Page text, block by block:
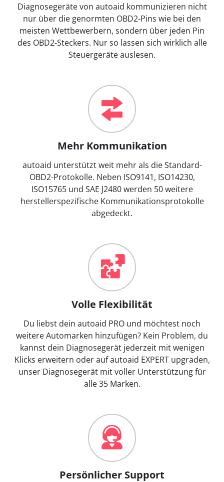
Diagnosegeräte von autoaid kommunizieren nicht
nur über die genormten OBD2-Pins wie bei den
meisten Wettbewerbern, sondern über jeden Pin
des OBD2-Steckers. Nur so lassen sich wirklich alle
Steuergeräte auslesen.
Mehr Kommunikation
autoaid unterstützt weit mehr als die Standard-
OBD2-Protokolle. Neben ISO9141, ISO14230,
ISO15765 und SAE J2480 werden 50 weitere
herstellerspezifische Kommunikationsprotokolle
abgedeckt.
Volle Flexibilität
Du liebst dein autoaid PRO und möchtest noch
weitere Automarken hinzufügen? Kein Problem, du
kannst dein Diagnosegerät jederzeit mit wenigen
Klicks erweitern oder auf autoaid EXPERT upgraden,
unser Diagnosegerät mit voller Unterstützung für
alle 35 Marken.
Persönlicher Support